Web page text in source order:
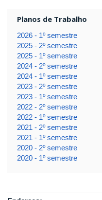
Planos de Trabalho
2026 - 1º semestre
2025 - 2º semestre
2025 - 1º semestre
2024 - 2º semestre
2024 - 1º semestre
2023 - 2º semestre
2023 - 1º semestre
2022 - 2º semestre
2022 - 1º semestre
2021 - 2º semestre
2021 - 1º semestre
2020 - 2º semestre
2020 - 1º semestre